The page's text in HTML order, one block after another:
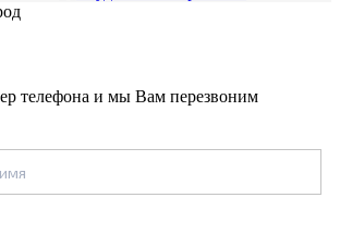
телефона и мы Вам перезвоним